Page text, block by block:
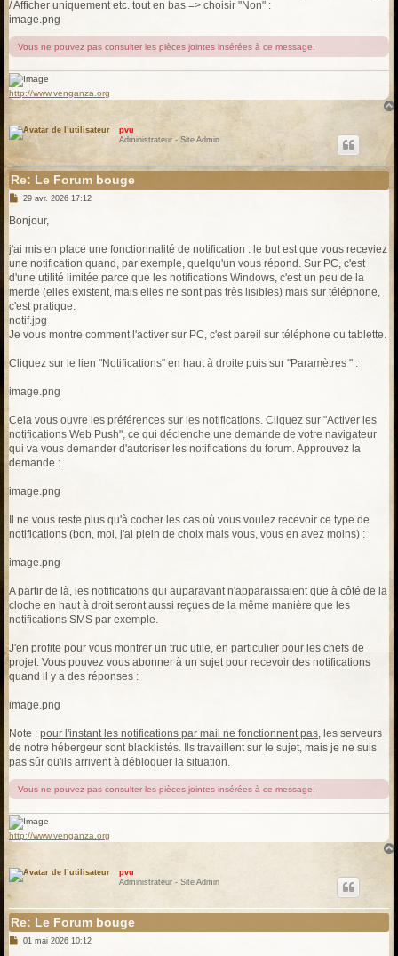
/ Afficher uniquement etc. tout en bas => choisir "Non" :
image.png
Vous ne pouvez pas consulter les pièces jointes insérées à ce message.
http://www.venganza.org
pvu
Administrateur - Site Admin
Re: Le Forum bouge
M
s
s
g
e
29 avr. 2026 17:12
Bonjour,
j'ai mis en place une fonctionnalité de notification : le but est que vous receviez
une notification quand, par exemple, quelqu'un vous répond. Sur PC, c'est
d'une utilité limitée parce que les notifications Windows, c'est un peu de la
merde (elles existent, mais elles ne sont pas très lisibles) mais sur téléphone,
c'est pratique.
notif.jpg
Je vous montre comment l'activer sur PC, c'est pareil sur téléphone ou tablette.
Cliquez sur le lien "Notifications" en haut à droite puis sur "Paramètres " :
image.png
Cela vous ouvre les préférences sur les notifications. Cliquez sur "Activer les
notifications Web Push", ce qui déclenche une demande de votre navigateur
qui va vous demander d'autoriser les notifications du forum. Approuvez la
demande :
image.png
Il ne vous reste plus qu'à cocher les cas où vous voulez recevoir ce type de
notifications (bon, moi, j'ai plein de choix mais vous, vous en avez moins) :
image.png
A partir de là, les notifications qui auparavant n'apparaissaient que à côté de la
cloche en haut à droit seront aussi reçues de la même manière que les
notifications SMS par exemple.
J'en profite pour vous montrer un truc utile, en particulier pour les chefs de
projet. Vous pouvez vous abonner à un sujet pour recevoir des notifications
quand il y a des réponses :
image.png
Note : pour l'instant les notifications par mail ne fonctionnent pas, les serveurs
de notre hébergeur sont blacklistés. Ils travaillent sur le sujet, mais je ne suis
pas sûr qu'ils arrivent à débloquer la situation.
Vous ne pouvez pas consulter les pièces jointes insérées à ce message.
http://www.venganza.org
pvu
Administrateur - Site Admin
Re: Le Forum bouge
M01 mai 2026 10:12